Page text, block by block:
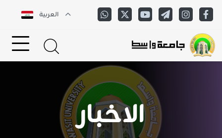
العربية
الاخبار